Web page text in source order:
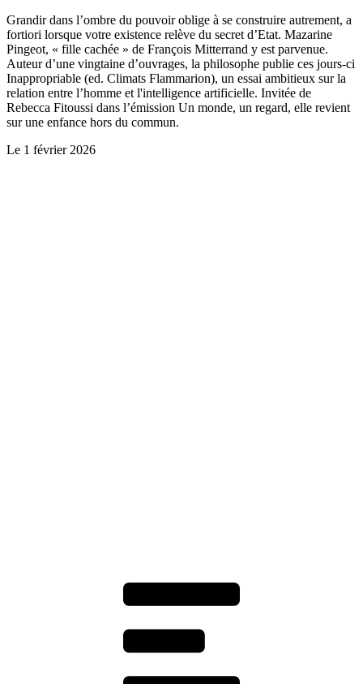
Grandir dans l’ombre du pouvoir oblige à se construire autrement, a
fortiori lorsque votre existence relève du secret d’Etat. Mazarine
Pingeot, « fille cachée » de François Mitterrand y est parvenue.
Auteur d’une vingtaine d’ouvrages, la philosophe publie ces jours-ci
Inappropriable (ed. Climats Flammarion), un essai ambitieux sur la
relation entre l’homme et l'intelligence artificielle. Invitée de
Rebecca Fitoussi dans l’émission Un monde, un regard, elle revient
sur une enfance hors du commun.
Le 1 février 2026